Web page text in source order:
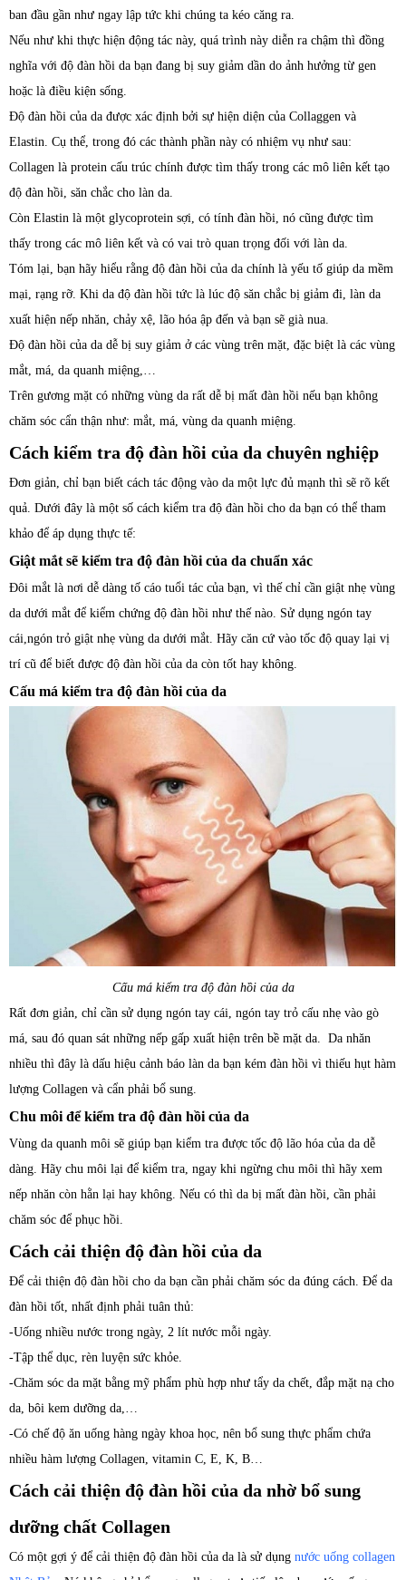
ban đầu gần như ngay lập tức khi chúng ta kéo căng ra.
Nếu như khi thực hiện động tác này, quá trình này diễn ra chậm thì đồng
nghĩa với độ đàn hồi da bạn đang bị suy giảm dần do ảnh hưởng từ gen
hoặc là điều kiện sống.
Độ đàn hồi của da được xác định bởi sự hiện diện của Collaggen và
Elastin. Cụ thể, trong đó các thành phần này có nhiệm vụ như sau:
Collagen là protein cấu trúc chính được tìm thấy trong các mô liên kết tạo
độ đàn hồi, săn chắc cho làn da.
Còn Elastin là một glycoprotein sợi, có tính đàn hồi, nó cũng được tìm
thấy trong các mô liên kết và có vai trò quan trọng đối với làn da.
Tóm lại, bạn hãy hiểu rằng độ đàn hồi của da chính là yếu tố giúp da mềm
mại, rạng rỡ. Khi da độ đàn hồi tức là lúc độ săn chắc bị giảm đi, làn da
xuất hiện nếp nhăn, chảy xệ, lão hóa ập đến và bạn sẽ già nua.
Độ đàn hồi của da dễ bị suy giảm ở các vùng trên mặt, đặc biệt là các vùng
mắt, má, da quanh miệng,…
Trên gương mặt có những vùng da rất dễ bị mất đàn hồi nếu bạn không
chăm sóc cẩn thận như: mắt, má, vùng da quanh miệng.
Cách kiểm tra độ đàn hồi của da chuyên nghiệp
Đơn giản, chỉ bạn biết cách tác động vào da một lực đủ mạnh thì sẽ rõ kết
quả. Dưới đây là một số cách kiểm tra độ đàn hồi cho da bạn có thể tham
khảo để áp dụng thực tế:
Giật mắt sẽ kiểm tra độ đàn hồi của da chuẩn xác
Đôi mắt là nơi dễ dàng tố cáo tuổi tác của bạn, vì thế chỉ cần giật nhẹ vùng
da dưới mắt để kiểm chứng độ đàn hồi như thế nào. Sử dụng ngón tay
cái,ngón trỏ giật nhẹ vùng da dưới mắt. Hãy căn cứ vào tốc độ quay lại vị
trí cũ để biết được độ đàn hồi của da còn tốt hay không.
Cấu má kiểm tra độ đàn hồi của da
Cấu má kiểm tra độ đàn hồi của da
Rất đơn giản, chỉ cần sử dụng ngón tay cái, ngón tay trỏ cấu nhẹ vào gò
má, sau đó quan sát những nếp gấp xuất hiện trên bề mặt da. Da nhăn
nhiều thì đây là dấu hiệu cảnh báo làn da bạn kém đàn hồi vì thiếu hụt hàm
lượng Collagen và cẩn phải bổ sung.
Chu môi để kiểm tra độ đàn hồi của da
Vùng da quanh môi sẽ giúp bạn kiểm tra được tốc độ lão hóa của da dễ
dàng. Hãy chu môi lại để kiểm tra, ngay khi ngừng chu môi thì hãy xem
nếp nhăn còn hằn lại hay không. Nếu có thì da bị mất đàn hồi, cần phải
chăm sóc để phục hồi.
Cách cải thiện độ đàn hồi của da
Để cải thiện độ đàn hồi cho da bạn cần phải chăm sóc da đúng cách. Để da
đàn hồi tốt, nhất định phải tuân thủ:
-Uống nhiều nước trong ngày, 2 lít nước mỗi ngày.
-Tập thể dục, rèn luyện sức khỏe.
-Chăm sóc da mặt bằng mỹ phẩm phù hợp như tẩy da chết, đắp mặt nạ cho
da, bôi kem dưỡng da,…
-Có chế độ ăn uống hàng ngày khoa học, nên bổ sung thực phẩm chứa
nhiều hàm lượng Collagen, vitamin C, E, K, B…
Cách cải thiện độ đàn hồi của da nhờ bổ sung
dưỡng chất Collagen
Có một gợi ý để cải thiện độ đàn hồi của da là sử dụng nước uống collagen